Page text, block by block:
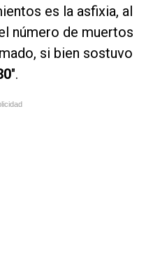
es la asfixia, al
número de muertos
si bien sostuvo
".